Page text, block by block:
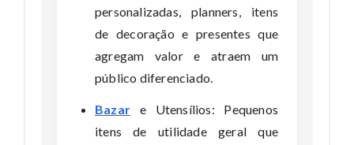
personalizadas, planners, itens
de decoração e presentes que
agregam valor e atraem um
público diferenciado.
Bazar e Utensílios: Pequenos
itens de utilidade geral que